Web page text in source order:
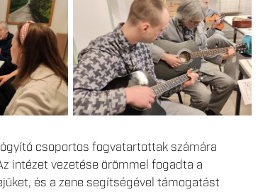
csoportos fogvatartottak számára
intézet vezetése örömmel fogadta a
és a zene segítségével támogatást